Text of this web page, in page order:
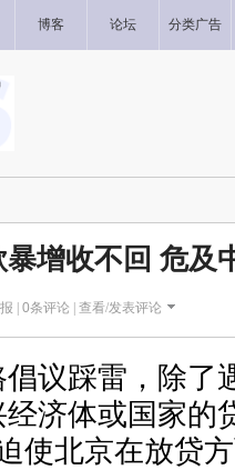
博客 论坛 分类广告
增收不回 危及
| 0条评论 | 查看/发表评论
踩雷，除了
济体或国家的
使北京在放贷